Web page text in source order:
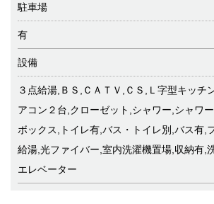
駐車場
有
設備
３点給湯,ＢＳ,ＣＡＴＶ,ＣＳ,Ｌ字型キッチ
アコン２台,クローゼット,シャワー,シャワ
ボックス,トイレ有,バス・トイレ別,バス有,
給湯,光ファイバー,室内洗濯機置場,収納有,
エレベーター